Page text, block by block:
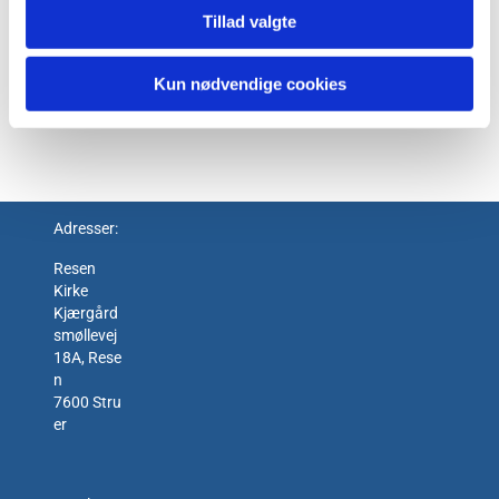
Tillad valgte
Kun nødvendige cookies
Adresser:
Resen
Kirke
Kjærgård
smøllevej
18A, Rese
n
7600 Stru
er